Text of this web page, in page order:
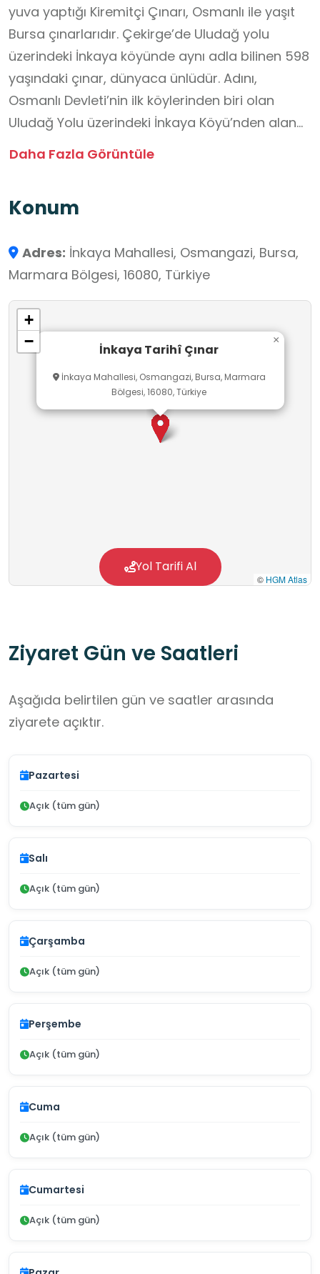
yuva yaptığı Kiremitçi Çınarı, Osmanlı ile yaşıt
Bursa çınarlarıdır. Çekirge’de Uludağ yolu
üzerindeki İnkaya köyünde aynı adla bilinen 598
yaşındaki çınar, dünyaca ünlüdür. Adını,
Osmanlı Devleti’nin ilk köylerinden biri olan
Uludağ Yolu üzerindeki İnkaya Köyü’nden alan
çınar ağacı 13 ana kola sahiptir. “İnkaya
Türkiye’nin en yaşlı ağaçlarından biridir.
Daha Fazla Görüntüle
Konum
Adres: İnkaya Mahallesi, Osmangazi, Bursa,
Marmara Bölgesi, 16080, Türkiye
İnkaya Tarihî Çınar
İnkaya Mahallesi, Osmangazi, Bursa, Marmara
Bölgesi, 16080, Türkiye
×
+
−
© HGM Atlas
Yol Tarifi Al
Ziyaret Gün ve Saatleri
Aşağıda belirtilen gün ve saatler arasında
ziyarete açıktır.
Pazartesi
Açık (tüm gün)
Salı
Açık (tüm gün)
Çarşamba
Açık (tüm gün)
Perşembe
Açık (tüm gün)
Cuma
Açık (tüm gün)
Cumartesi
Açık (tüm gün)